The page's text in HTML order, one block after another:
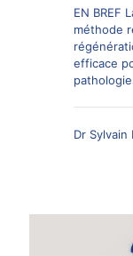
EN BREF
méthode
efficace
Dr Sylvain